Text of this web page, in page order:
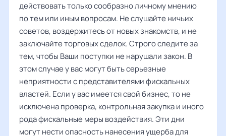
действовать только сообразно личному мнению
по тем или иным вопросам. Не слушайте ничьих
советов, воздержитесь от новых знакомств, и не
заключайте торговых сделок. Строго следите за
тем, чтобы Ваши поступки не нарушали закон. В
этом случае у вас могут быть серьезные
неприятности с представителями фискальных
властей. Если у вас имеется свой бизнес, то не
исключена проверка, контрольная закупка и иного
рода фискальные меры воздействия. Эти дни
могут нести опасность нанесения ущерба для